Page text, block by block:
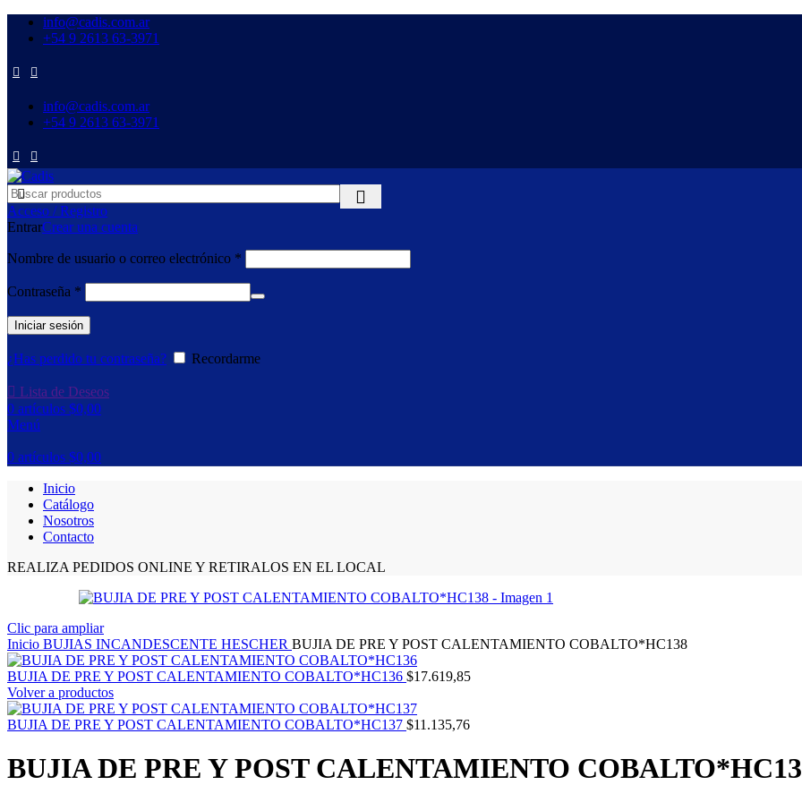
info@cadis.com.ar
‪+54 9 2613 63‑3971‬
info@cadis.com.ar
‪+54 9 2613 63‑3971‬
Acceso / Registro
EntrarCrear una cuenta
Nombre de usuario o correo electrónico *
Contraseña *
Iniciar sesión
¿Has perdido tu contraseña? Recordarme
Lista de Deseos
0 artículos $0,00
Menú
0 artículos $0,00
Inicio
Catálogo
Nosotros
Contacto
REALIZA PEDIDOS ONLINE Y RETIRALOS EN EL LOCAL
Clic para ampliar
Inicio BUJIAS INCANDESCENTE HESCHER BUJIA DE PRE Y POST CALENTAMIENTO COBALTO*HC138
BUJIA DE PRE Y POST CALENTAMIENTO COBALTO*HC136 $17.619,85
Volver a productos
BUJIA DE PRE Y POST CALENTAMIENTO COBALTO*HC137 $11.135,76
BUJIA DE PRE Y POST CALENTAMIENTO